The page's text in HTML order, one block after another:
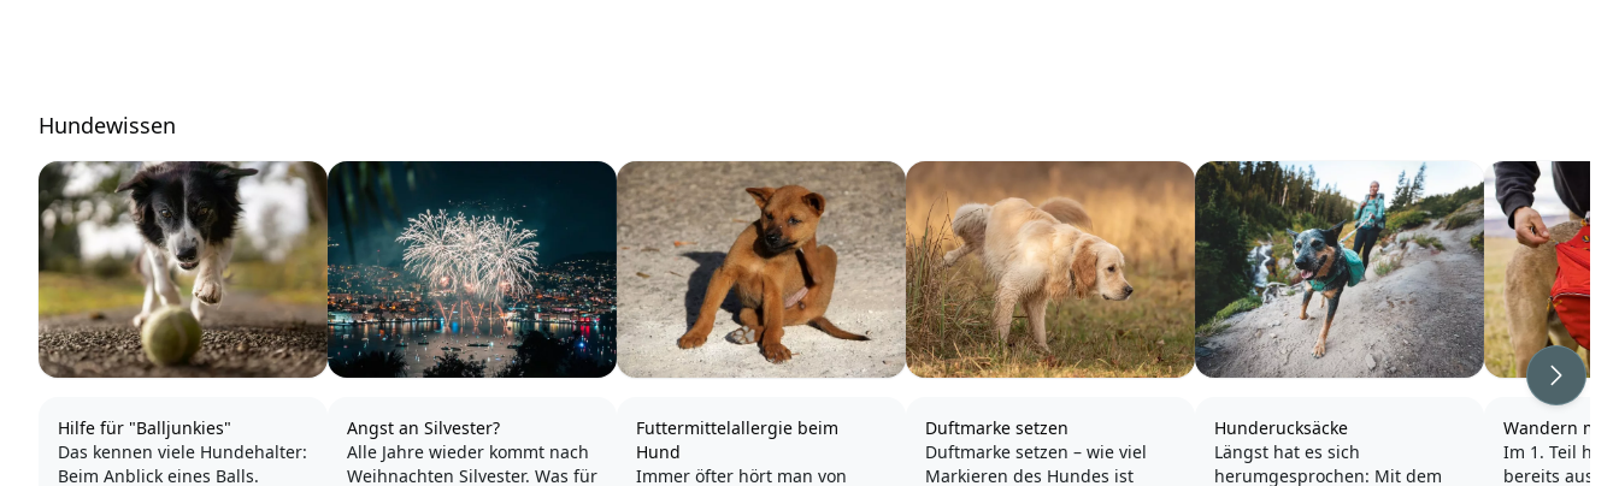
Hundewissen
Hilfe für "Balljunkies"
Das kennen viele Hundehalter:
Beim Anblick eines Balls.
Angst an Silvester?
Alle Jahre wieder kommt nach
Weihnachten Silvester. Was für
Futtermittelallergie beim
Hund
Immer öfter hört man von
Duftmarke setzen
Duftmarke setzen – wie viel
Markieren des Hundes ist
Hunderucksäcke
Längst hat es sich
herumgesprochen: Mit dem
Wandern mit
Im 1. Teil
bereits
Weiter